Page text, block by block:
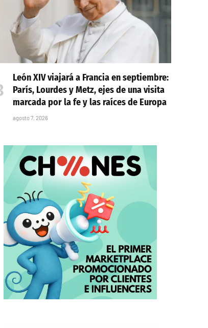
León XIV viajará a Francia en septiembre:
París, Lourdes y Metz, ejes de una visita
marcada por la fe y las raíces de Europa
agosto 7, 2026